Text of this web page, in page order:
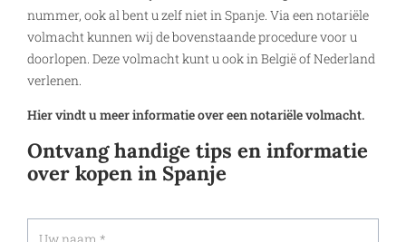
nummer, ook al bent u zelf niet in Spanje. Via een notariële
volmacht kunnen wij de bovenstaande procedure voor u
doorlopen. Deze volmacht kunt u ook in België of Nederland
verlenen.
Hier vindt u meer informatie over een notariële volmacht.
Ontvang handige tips en informatie
over kopen in Spanje